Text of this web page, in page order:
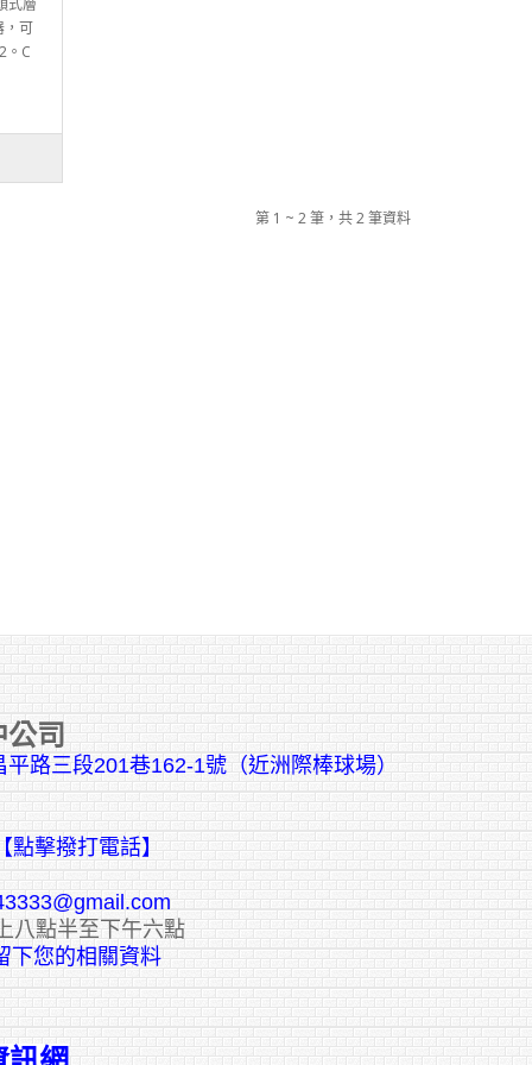
式層
，可
。C
第 1 ~ 2 筆，共 2 筆資料
司
路三段201巷162-1號（近洲際棒球場）
【點擊撥打電話】
八點半至下午六點
下您的相關資料